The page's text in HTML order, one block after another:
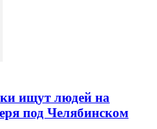
ищут людей на
под Челябинском